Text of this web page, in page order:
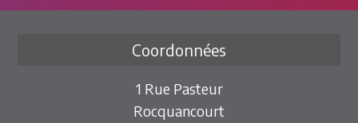
Coordonnées
1 Rue Pasteur
Rocquancourt